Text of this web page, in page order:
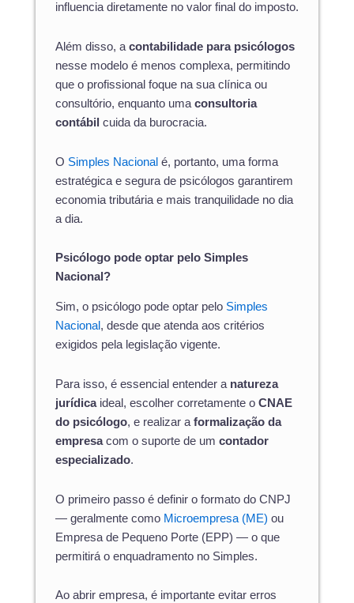
influencia diretamente no valor final do imposto.
Além disso, a contabilidade para psicólogos
nesse modelo é menos complexa, permitindo
que o profissional foque na sua clínica ou
consultório, enquanto uma consultoria
contábil cuida da burocracia.
O Simples Nacional é, portanto, uma forma
estratégica e segura de psicólogos garantirem
economia tributária e mais tranquilidade no dia
a dia.
Psicólogo pode optar pelo Simples
Nacional?
Sim, o psicólogo pode optar pelo Simples
Nacional, desde que atenda aos critérios
exigidos pela legislação vigente.
Para isso, é essencial entender a natureza
jurídicaideal, escolher corretamente o CNAE
do psicólogo, e realizar a formalização da
empresacom o suporte de um contador
especializado.
O primeiro passo é definir o formato do CNPJ
— geralmente como Microempresa (ME) ou
Empresa de Pequeno Porte (EPP) — o que
permitirá o enquadramento no Simples.
Ao abrir empresa, é importante evitar erros